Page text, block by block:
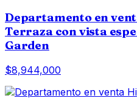
Departamento en
Terraza con vista
Garden
$8,944,000